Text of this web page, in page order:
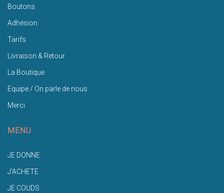
Boutons
Adhésion
Tarifs
Livraison & Retour
La Boutique
Equipe / On parle de nous
Merci
MENU
JE DONNE
J'ACHETE
JE COUDS